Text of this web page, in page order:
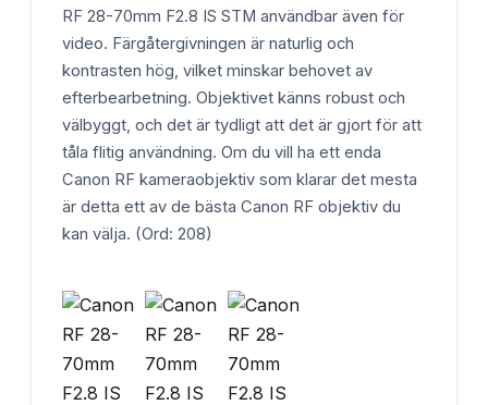
RF 28-70mm F2.8 IS STM användbar även för
video. Färgåtergivningen är naturlig och
kontrasten hög, vilket minskar behovet av
efterbearbetning. Objektivet känns robust och
välbyggt, och det är tydligt att det är gjort för att
tåla flitig användning. Om du vill ha ett enda
Canon RF kameraobjektiv som klarar det mesta
är detta ett av de bästa Canon RF objektiv du
kan välja. (Ord: 208)